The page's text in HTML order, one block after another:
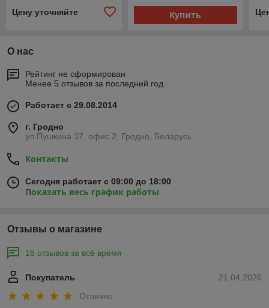
Цену уточняйте Купить
О нас
Рейтинг не сформирован
Менее 5 отзывов за последний год
Работает с 29.08.2014
г. Гродно
ул.Пушкина 37, офис 2, Гродно, Беларусь
Контакты
Сегодня работает с 09:00 до 18:00
Показать весь график работы
Отзывы о магазине
16 отзывов за всё время
21.04.2026
Покупатель
Отлично